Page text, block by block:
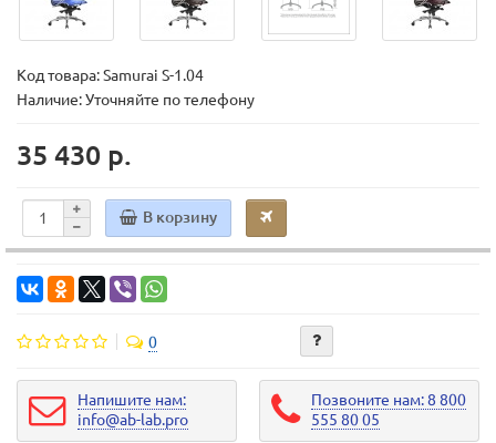
Код товара:Samurai S-1.04
Наличие: Уточняйте по телефону
35 430 р.
В корзину
0
Напишите нам:
info@ab-lab.pro
Позвоните нам: 8 800
555 80 05